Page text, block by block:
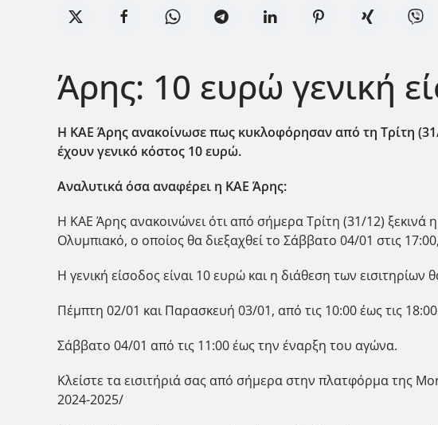
Άρης: 10 ευρώ γενική
Η ΚΑΕ Άρης ανακοίνωσε πως κυκλοφόρησαν από τη Τρίτη
έχουν γενικό κόστος 10 ευρώ.
Αναλυτικά όσα αναφέρει η ΚΑΕ Άρης:
Η ΚΑΕ Άρης ανακοινώνει ότι από σήμερα Τρίτη (31/12) ξεκινά
Ολυμπιακό, ο οποίος θα διεξαχθεί το Σάββατο 04/01 στις
Η γενική είσοδος είναι 10 ευρώ και η διάθεση των εισιτηρίων
Πέμπτη 02/01 και Παρασκευή 03/01, από τις 10:00 έως τις
Σάββατο 04/01 από τις 11:00 έως την έναρξη του αγώνα.
Κλείστε τα εισιτήριά σας από σήμερα στην πλατφόρμα
2024-2025/